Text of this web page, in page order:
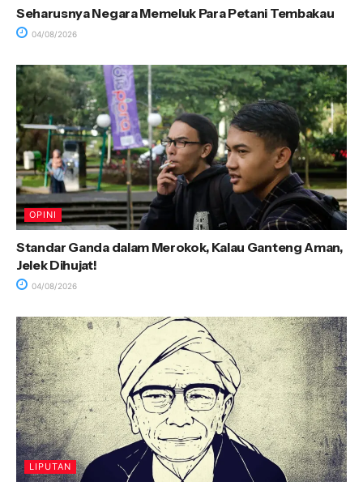
Seharusnya Negara Memeluk Para Petani Tembakau
04/08/2026
OPINI
Standar Ganda dalam Merokok, Kalau Ganteng Aman,
Jelek Dihujat!
04/08/2026
LIPUTAN